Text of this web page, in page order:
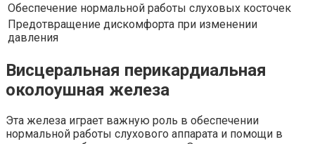
Обеспечение нормальной работы слуховых косточек
Предотвращение дискомфорта при изменении
давления
Висцеральная перикардиальная
околоушная железа
Эта железа играет важную роль в обеспечении
нормальной работы слухового аппарата и помощи в